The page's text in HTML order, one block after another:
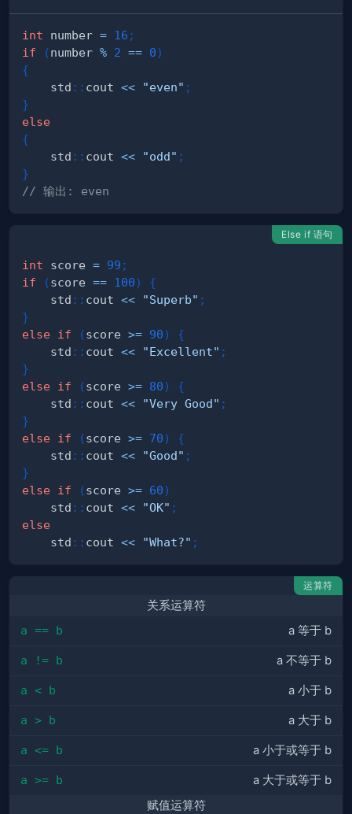
int number = 16 ;
if
(number % 2 == 0)
{
    std
:: cout << "even" ;
}
else
{
    std
:: cout << "odd" ;
}
// 输出: even
Else if 语句
int score = 99 ;
if
(score == 100)
{
    std
:: cout << "Superb" ;
}
else if (score >= 90)
{
    std
:: cout << "Excellent" ;
}
else if (score >= 80)
{
    std
:: cout << "Very Good" ;
}
else if (score >= 70)
{
    std
:: cout << "Good" ;
}
else if (score >= 60)
    std
:: cout << "OK" ;
else
    std
:: cout << "What?" ;
运算符
关系运算符
a == b a 等于 b
a != b a 不等于 b
a < b a 小于 b
a > b a 大于 b
a <= b a 小于或等于 b
a >= b
a 大于或等于 b
赋值运算符